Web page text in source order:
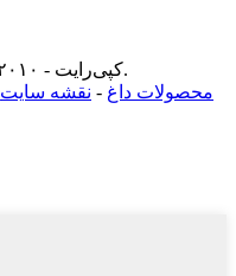
© کپی‌رایت - ۲۰۱۰-۲۰۲۶: تمامی حقوق محفوظ است.
محصولات داغ - نقشه سایت